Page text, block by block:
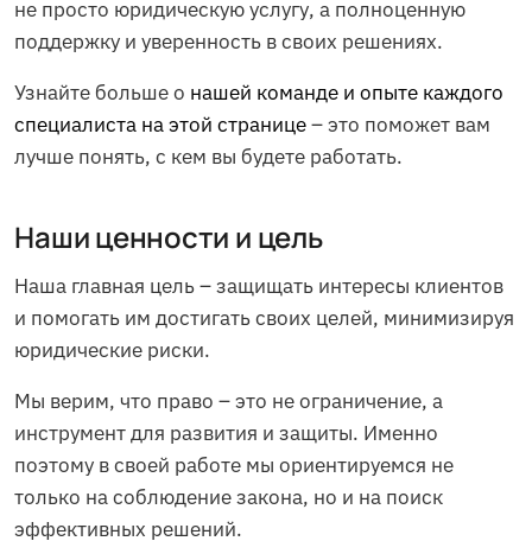
не просто юридическую услугу, а полноценную
поддержку и уверенность в своих решениях.
Узнайте больше о нашей команде и опыте каждого
специалиста на этой странице– это поможет вам
лучше понять, с кем вы будете работать.
Наши ценности и цель
Наша главная цель – защищать интересы клиентов
и помогать им достигать своих целей, минимизируя
юридические риски.
Мы верим, что право – это не ограничение, а
инструмент для развития и защиты. Именно
поэтому в своей работе мы ориентируемся не
только на соблюдение закона, но и на поиск
эффективных решений.